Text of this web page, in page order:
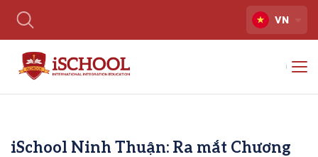
VN
iSchool Ninh Thuận: Ra mắt Chương